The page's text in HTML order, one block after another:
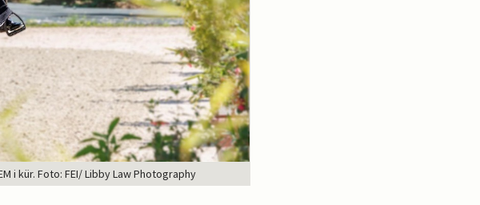
i kür. Foto: FEI/ Libby Law Photography